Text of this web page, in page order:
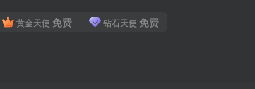
黄金天使 免费 钻石天使 免费